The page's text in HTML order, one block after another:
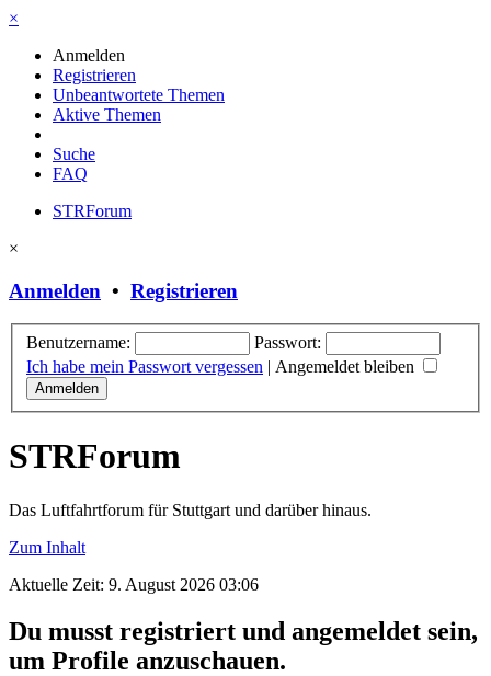
×
Anmelden
Registrieren
Unbeantwortete Themen
Aktive Themen
Suche
FAQ
STRForum
×
Anmelden • Registrieren
Benutzername:
Passwort:
Ich habe mein Passwort vergessen | Angemeldet bleiben
STRForum
Das Luftfahrtforum für Stuttgart und darüber hinaus.
Zum Inhalt
Aktuelle Zeit: 9. August 2026 03:06
Du musst registriert und angemeldet sein,
um Profile anzuschauen.